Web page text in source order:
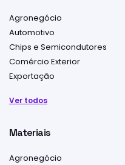
Agronegócio
Automotivo
Chips e Semicondutores
Comércio Exterior
Exportação
Ver todos
Materiais
Agronegócio